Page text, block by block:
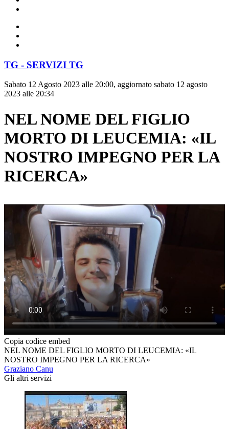
TG - SERVIZI TG
Sabato 12 Agosto 2023 alle 20:00, aggiornato sabato 12 agosto
2023 alle 20:34
NEL NOME DEL FIGLIO
MORTO DI LEUCEMIA: «IL
NOSTRO IMPEGNO PER LA
RICERCA»
Copia codice embed
NEL NOME DEL FIGLIO MORTO DI LEUCEMIA: «IL
NOSTRO IMPEGNO PER LA RICERCA»
Graziano Canu
Gli altri servizi